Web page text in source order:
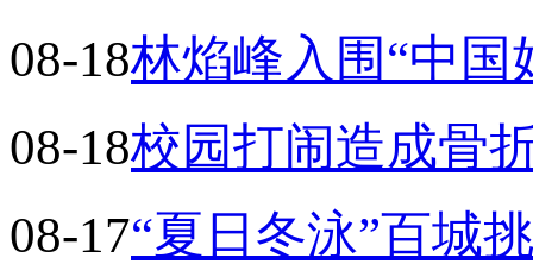
08-18林焰峰入围“中国
08-18校园打闹造成骨
08-17“夏日冬泳”百城